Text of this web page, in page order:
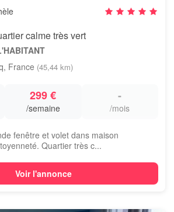
calme très vert
France (45,44 km)
299 €
/semaine
-
/mois
fenêtre et volet dans maison
Quartier très c...
Voir l'annonce